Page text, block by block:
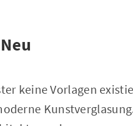
keine Vorlagen